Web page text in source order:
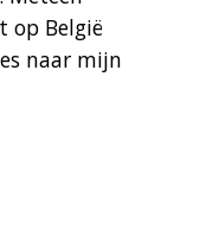
op België
naar mijn